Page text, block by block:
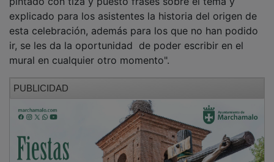
explicado para los asistentes la historia del origen de
esta celebración, además para los que no han podido
ir, se les da la oportunidad de poder escribir en el
mural en cualquier otro momento".